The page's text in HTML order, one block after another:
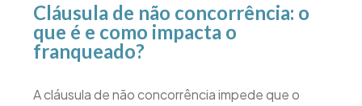
Cláusula de não concorrência: o
que é e como impacta o
franqueado?
A cláusula de não concorrência impede que o